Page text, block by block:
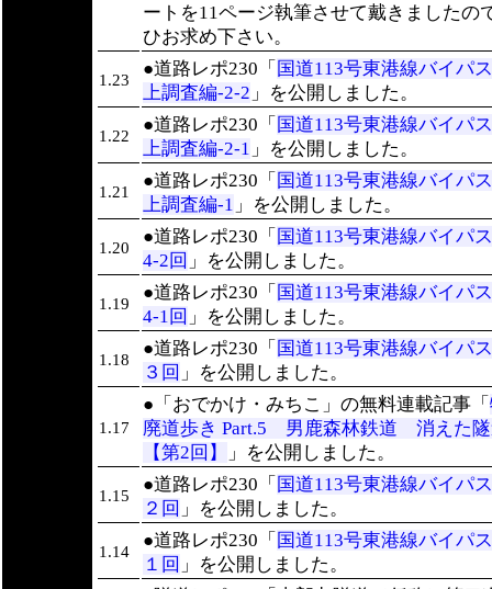
ートを11ページ執筆させて戴きましたの
ひお求め下さい。
1.23
●道路レポ230「 国道113号東港線バイパ
上調査編-2-2 」を公開しました。
1.22
●道路レポ230「 国道113号東港線バイパ
上調査編-2-1 」を公開しました。
1.21
●道路レポ230「 国道113号東港線バイパ
上調査編-1 」を公開しました。
1.20
●道路レポ230「 国道113号東港線バイパ
4-2回 」を公開しました。
1.19
●道路レポ230「 国道113号東港線バイパ
4-1回 」を公開しました。
1.18
●道路レポ230「 国道113号東港線バイパ
３回 」を公開しました。
1.17
●「おでかけ・みちこ」の無料連載記事「
廃道歩き Part.5 男鹿森林鉄道 消えた
【第2回】
」を公開しました。
1.15
●道路レポ230「 国道113号東港線バイパ
２回 」を公開しました。
1.14
●道路レポ230「 国道113号東港線バイパ
１回 」を公開しました。